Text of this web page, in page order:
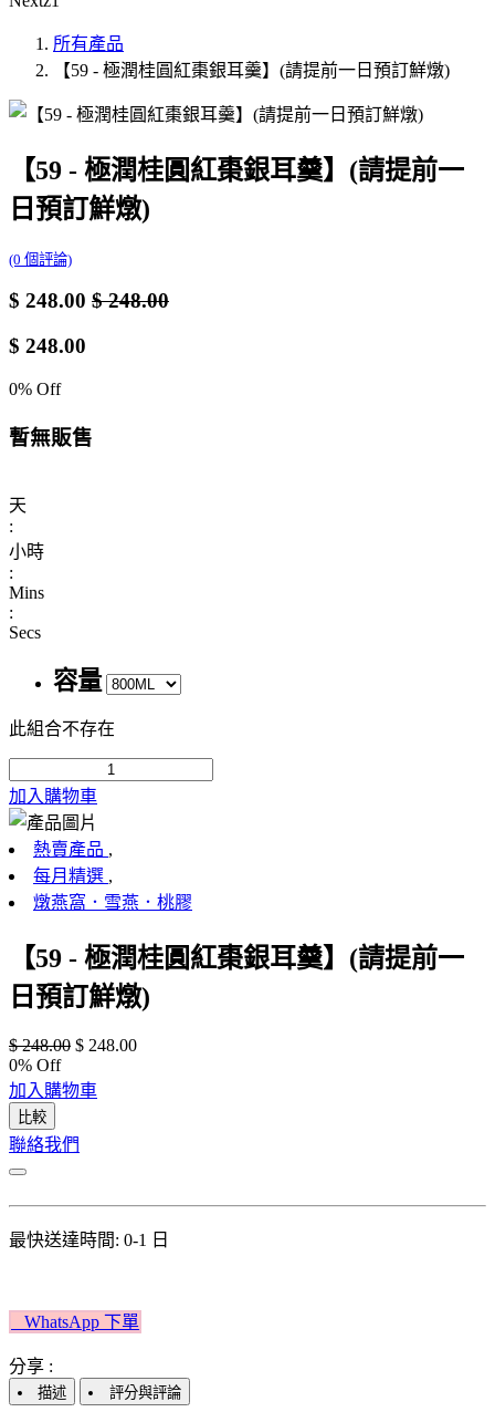
所有產品
【59 - 極潤桂圓紅棗銀耳羹】(請提前一日預訂鮮燉)
【59 - 極潤桂圓紅棗銀耳羹】(請提前一
日預訂鮮燉)
(0 個評論)
$ 248.00 $248.00
$ 248.00
0% Off
暫無販售
天
:
小時
:
Mins
:
Secs
容量
此組合不存在
加入購物車
熱賣產品 ,
每月精選 ,
燉燕窩．雪燕．桃膠
【59 - 極潤桂圓紅棗銀耳羹】(請提前一
日預訂鮮燉)
$248.00 $ 248.00
0% Off
加入購物車
比較
聯絡我們
最快送達時間: 0-1 日
W​​hatsApp 下單​​​​​​
分享 :
描述 評分與評論